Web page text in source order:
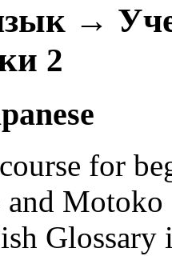
→
2
for
Motoko